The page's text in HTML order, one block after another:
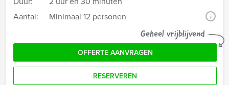
Aantal:
Minimaal 12 personen i
Geheel vrijblijvend
OFFERTE AANVRAGEN
RESERVEREN